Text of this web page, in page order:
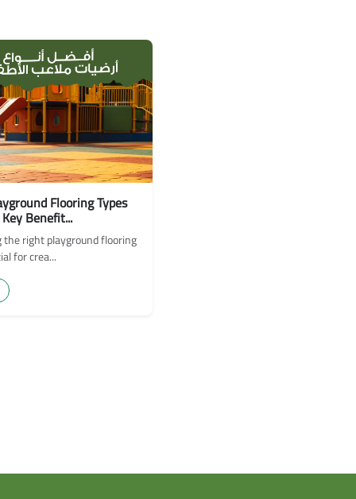
Flooring Types
Benefit...
the right playground flooring
for crea...